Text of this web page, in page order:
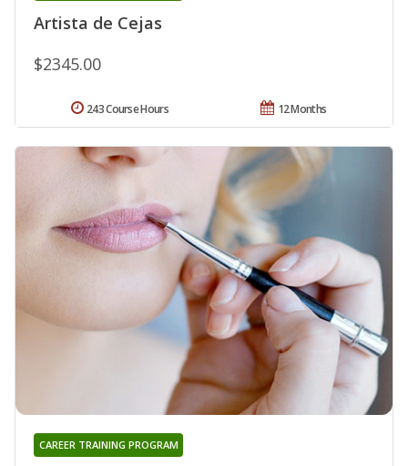
Artista de Cejas
$2345.00
12 Months
243 Course Hours
CAREER TRAINING PROGRAM